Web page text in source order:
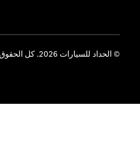
© الحداد للسيارات 2026. كل الحقوق محفوظة